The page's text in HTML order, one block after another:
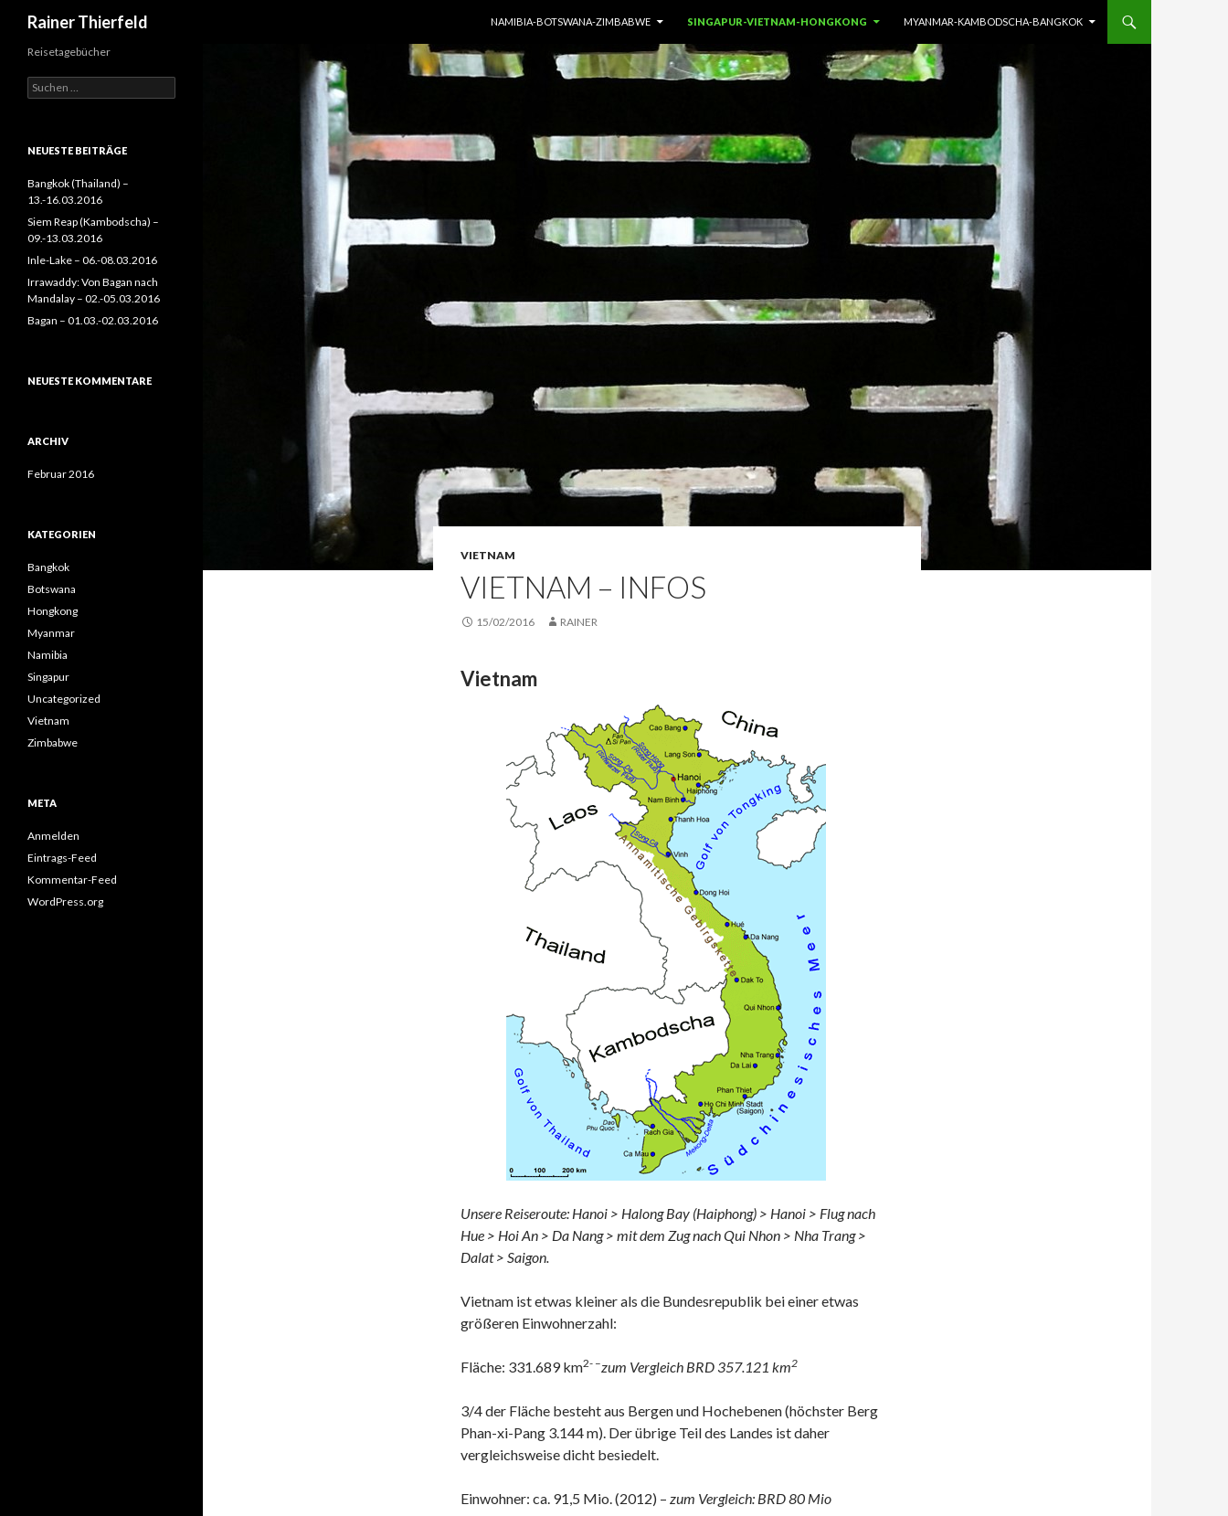
Rainer Thierfeld
NAMIBIA-BOTSWANA-ZIMBABWE
SINGAPUR-VIETNAM-HONGKONG MYANMAR-KAMBODSCHA-BANGKOK
VIETNAM
VIETNAM – INFOS
15/02/2016 RAINER
Vietnam
Unsere Reiseroute: Hanoi > Halong Bay (Haiphong) > Hanoi > Flug nach
Hue > Hoi An > Da Nang > mit dem Zug nach Qui Nhon > Nha Trang >
Dalat > Saigon.
Vietnam ist etwas kleiner als die Bundesrepublik bei einer etwas
größeren Einwohnerzahl:
Fläche: 331.689 km2- –zum Vergleich BRD 357.121 km2
3/4 der Fläche besteht aus Bergen und Hochebenen (höchster Berg
Phan-xi-Pang 3.144 m). Der übrige Teil des Landes ist daher
vergleichsweise dicht besiedelt.
Einwohner: ca. 91,5 Mio. (2012) – zum Vergleich: BRD 80 Mio
Reisetagebücher
Suchen
nach:
NEUESTE BEITRÄGE
Bangkok (Thailand) –
13.-16.03.2016
Siem Reap (Kambodscha) –
09.-13.03.2016
Inle-Lake – 06.-08.03.2016
Irrawaddy: Von Bagan nach
Mandalay – 02.-05.03.2016
Bagan – 01.03.-02.03.2016
NEUESTE KOMMENTARE
ARCHIV
Februar 2016
KATEGORIEN
Bangkok
Botswana
Hongkong
Myanmar
Namibia
Singapur
Uncategorized
Vietnam
Zimbabwe
META
Anmelden
Eintrags-Feed
Kommentar-Feed
WordPress.org